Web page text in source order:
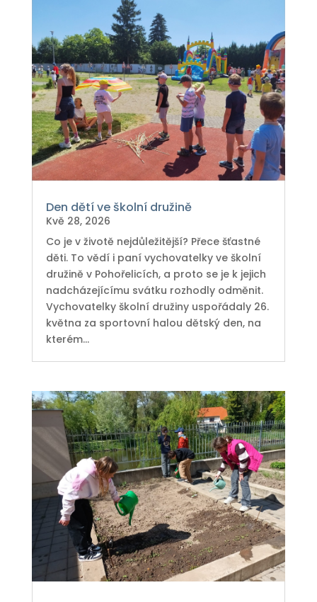
Den dětí ve školní družině
Kvě 28, 2026
Co je v životě nejdůležitější? Přece šťastné
děti. To vědí i paní vychovatelky ve školní
družině v Pohořelicích, a proto se je k jejich
nadcházejícímu svátku rozhodly odměnit.
Vychovatelky školní družiny uspořádaly 26.
května za sportovní halou dětský den, na
kterém...